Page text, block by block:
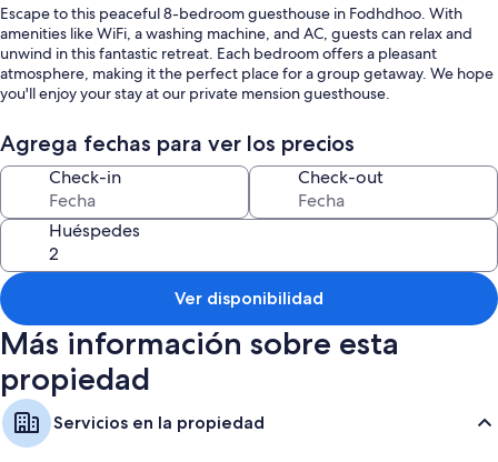
Escape to this peaceful 8-bedroom guesthouse in Fodhdhoo. With
amenities like WiFi, a washing machine, and AC, guests can relax and
unwind in this fantastic retreat. Each bedroom offers a pleasant
atmosphere, making it the perfect place for a group getaway. We hope
you'll enjoy your stay at our private mension guesthouse.
Agrega fechas para ver los precios
Check-in Check-out
Huéspedes
Ver disponibilidad
Más información sobre esta
propiedad
Servicios en la propiedad